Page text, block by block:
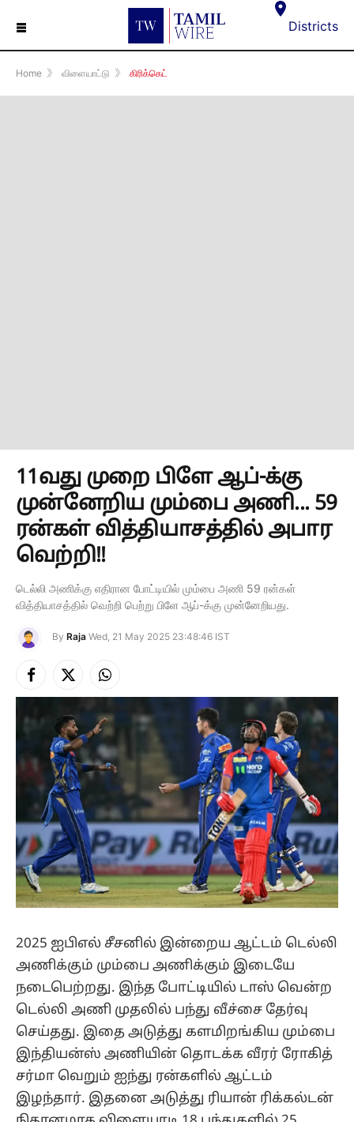
☰ Districts
Home 》 விளையாட்டு 》 கிரிக்கெட்
11வது முறை பிளே ஆப்-க்கு
முன்னேறிய மும்பை அணி... 59
ரன்கள் வித்தியாசத்தில் அபார
வெற்றி!!
டெல்லி அணிக்கு எதிரான போட்டியில் மும்பை அணி 59 ரன்கள்
வித்தியாசத்தில் வெற்றி பெற்று பிளே ஆப்-க்கு முன்னேறியது.
By Raja Wed, 21 May 2025 23:48:46 IST
Facebook
X
(Twitter)
Instagram
2025 ஐபிஎல் சீசனில் இன்றைய ஆட்டம் டெல்லி
அணிக்கும் மும்பை அணிக்கும் இடையே
நடைபெற்றது. இந்த போட்டியில் டாஸ் வென்ற
டெல்லி அணி முதலில் பந்து வீச்சை தேர்வு
செய்தது. இதை அடுத்து களமிறங்கிய மும்பை
இந்தியன்ஸ் அணியின் தொடக்க வீரர் ரோகித்
சர்மா வெறும் ஐந்து ரன்களில் ஆட்டம்
இழந்தார். இதனை அடுத்து ரியான் ரிக்கல்டன்